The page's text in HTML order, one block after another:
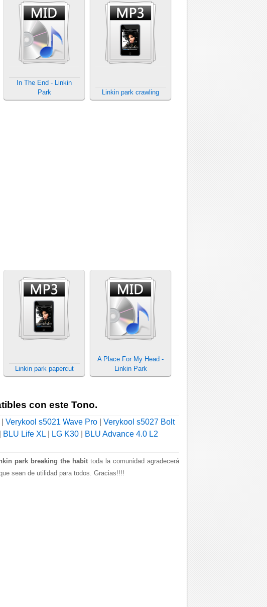
In The End - Linkin
Park
Linkin park crawling
Linkin park papercut
A Place For My Head -
Linkin Park
con este Tono.
Verykool s5021 Wave Pro| Verykool s5027 Bolt
BLU Life XL| LG K30| BLU Advance 4.0 L2
park breaking the habittoda la comunidad agradecerá
sean de utilidad para todos. Gracias!!!!